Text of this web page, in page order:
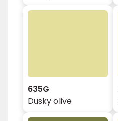
635G
Dusky olive